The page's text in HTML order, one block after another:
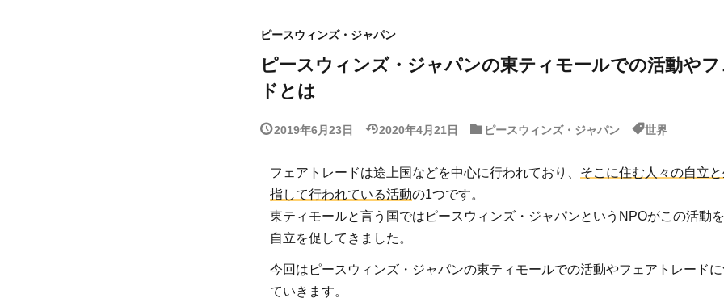
ピースウィンズ・ジャパン
ピースウィンズ・ジャパンの東ティモールでの活動や
ドとは
2019年6月23日 2020年4月21日 ピースウィンズ・ジャパン 世界
フェアトレードは途上国などを中心に行われており、 そこに住む人々の自立
指して行われている活動の1つです。
東ティモールと言う国ではピースウィンズ・ジャパンというNPOがこの活動
自立を促してきました。
今回はピースウィンズ・ジャパンの東ティモールでの活動やフェアトレード
ていきます。